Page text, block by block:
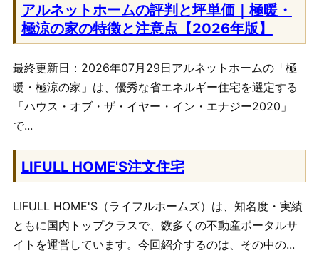
アルネットホームの評判と坪単価｜極暖・
極涼の家の特徴と注意点【2026年版】
最終更新日：2026年07月29日アルネットホームの「極
暖・極涼の家」は、優秀な省エネルギー住宅を選定する
「ハウス・オブ・ザ・イヤー・イン・エナジー2020」
で...
LIFULL HOME'S注文住宅
LIFULL HOME'S（ライフルホームズ）は、知名度・実績
ともに国内トップクラスで、数多くの不動産ポータルサ
イトを運営しています。今回紹介するのは、その中の...